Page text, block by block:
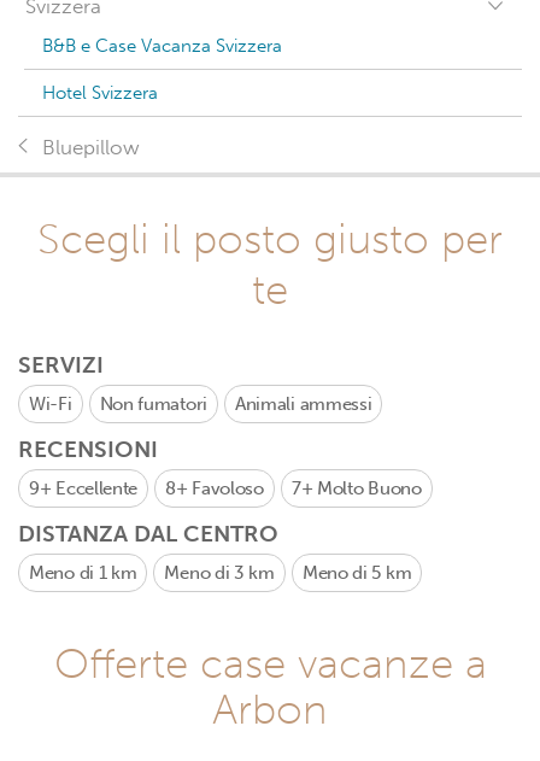
Svizzera
B&B e Case Vacanza Svizzera
Hotel Svizzera
Bluepillow
Scegli il posto giusto per
te
SERVIZI
Wi-Fi Non fumatori Animali ammessi
RECENSIONI
9+ Eccellente 8+ Favoloso 7+ Molto Buono
DISTANZA DAL CENTRO
Meno di 1 km Meno di 3 km Meno di 5 km
Offerte case vacanze a
Arbon